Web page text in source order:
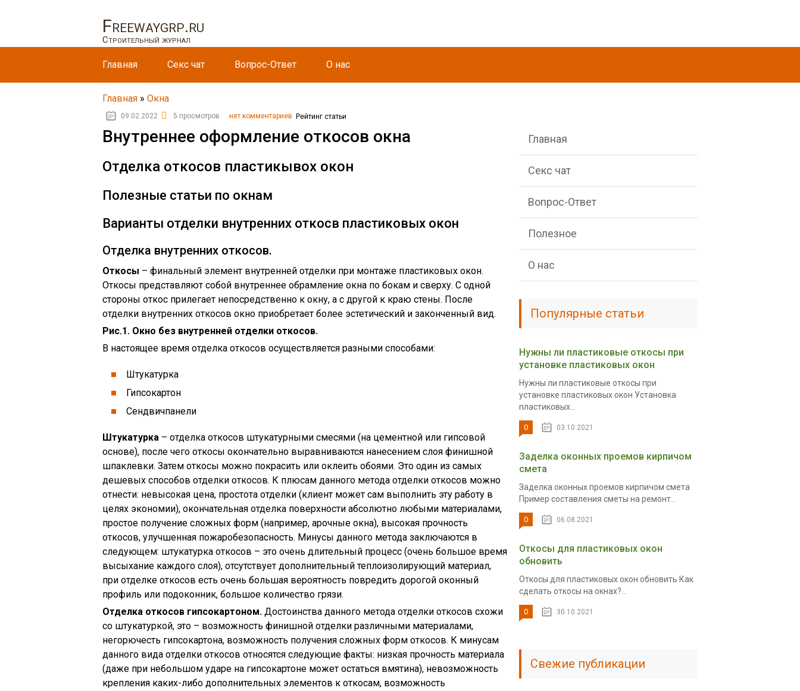
Freewaygrp.ru
Строительный журнал
Главная Секс чат Вопрос-Ответ О нас
Главная » Окна
09.02.2022 5 просмотров нет комментариев Рейтинг статьи
Внутреннее оформление откосов окна
Отделка откосов пластикывох окон
Полезные статьи по окнам
Варианты отделки внутренних откосв пластиковых окон
Отделка внутренних откосов.
Откосы – финальный элемент внутренней отделки при монтаже пластиковых окон.
Откосы представляют собой внутреннее обрамление окна по бокам и сверху. С одной
стороны откос прилегает непосредственно к окну, а с другой к краю стены. После
отделки внутренних откосов окно приобретает более эстетический и законченный вид.
Рис.1. Окно без внутренней отделки откосов.
В настоящее время отделка откосов осуществляется разными способами:
Штукатурка
Гипсокартон
Сендвичпанели
Штукатурка – отделка откосов штукатурными смесями (на цементной или гипсовой
основе), после чего откосы окончательно выравниваются нанесением слоя финишной
шпаклевки. Затем откосы можно покрасить или оклеить обоями. Это один из самых
дешевых способов отделки откосов. К плюсам данного метода отделки откосов можно
отнести: невысокая цена, простота отделки (клиент может сам выполнить эту работу в
целях экономии), окончательная отделка поверхности абсолютно любыми материалами,
простое получение сложных форм (например, арочные окна), высокая прочность
откосов, улучшенная пожаробезопасность. Минусы данного метода заключаются в
следующем: штукатурка откосов – это очень длительный процесс (очень большое время
высыхание каждого слоя), отсутствует дополнительный теплоизолирующий материал,
при отделке откосов есть очень большая вероятность повредить дорогой оконный
профиль или подоконник, большое количество грязи.
Отделка откосов гипсокартоном. Достоинства данного метода отделки откосов схожи
со штукатуркой, это – возможность финишной отделки различными материалами,
негорючесть гипсокартона, возможность получения сложных форм откосов. К минусам
данного вида отделки откосов относятся следующие факты: низкая прочность материала
(даже при небольшом ударе на гипсокартоне может остаться вмятина), невозможность
крепления каких-либо дополнительных элементов к откосам, возможность
Главная
Секс чат
Вопрос-Ответ
Полезное
О нас
Популярные статьи
Нужны ли пластиковые откосы при
установке пластиковых окон
Нужны ли пластиковые откосы при
установке пластиковых окон Установка
пластиковых...
0 03.10.2021
Заделка оконных проемов кирпичом
смета
Заделка оконных проемов кирпичом смета
Пример составления сметы на ремонт...
0 06.08.2021
Откосы для пластиковых окон
обновить
Откосы для пластиковых окон обновить Как
сделать откосы на окнах?...
0 30.10.2021
Свежие публикации